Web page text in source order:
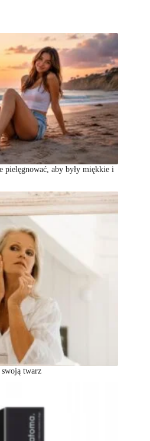
pielęgnować, aby były miękkie i
twarz